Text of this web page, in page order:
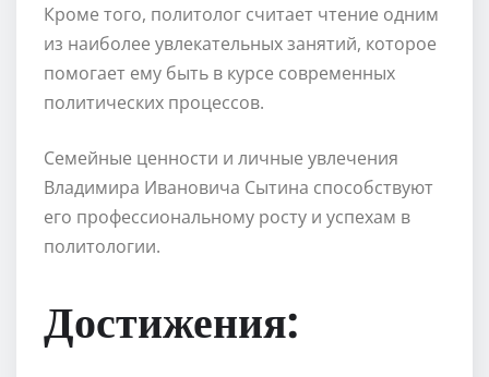
Кроме того, политолог считает чтение одним
из наиболее увлекательных занятий, которое
помогает ему быть в курсе современных
политических процессов.
Семейные ценности и личные увлечения
Владимира Ивановича Сытина способствуют
его профессиональному росту и успехам в
политологии.
Достижения: